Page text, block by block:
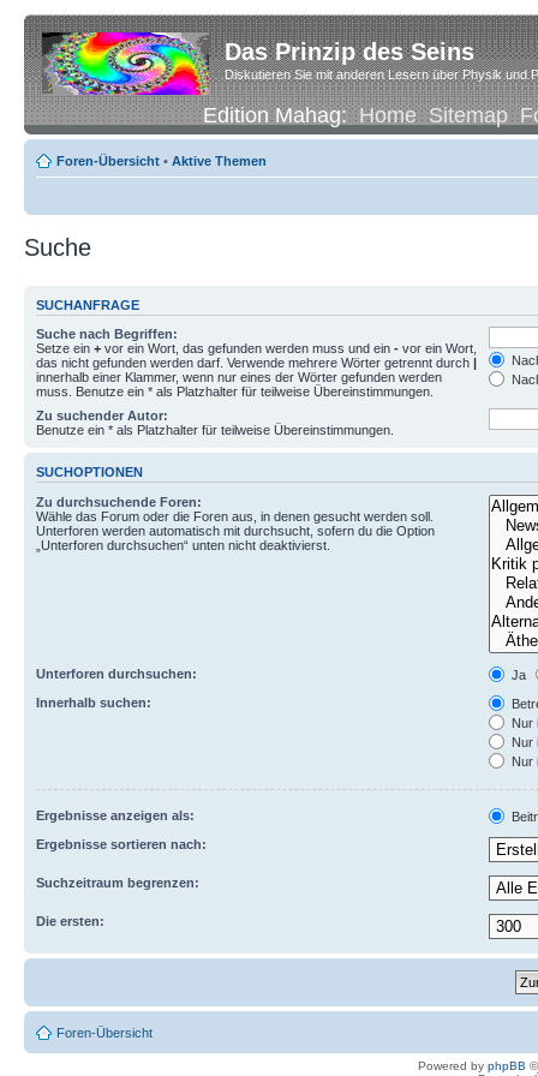
Das Prinzip des Seins
Diskutieren Sie mit anderen Lesern über Physik und
Edition Mahag:Home Sitemap
Foren-Übersicht • Aktive Themen
Suche
SUCHANFRAGE
Suche nach Begriffen:
Setze ein + vor ein Wort, das gefunden werden muss und ein - vor ein Wort,
das nicht gefunden werden darf. Verwende mehrere Wörter getrennt durch |
innerhalb einer Klammer, wenn nur eines der Wörter gefunden werden
muss. Benutze ein * als Platzhalter für teilweise Übereinstimmungen.
Zu suchender Autor:
Benutze ein * als Platzhalter für teilweise Übereinstimmungen.
SUCHOPTIONEN
Zu durchsuchende Foren:
Wähle das Forum oder die Foren aus, in denen gesucht werden soll.
Unterforen werden automatisch mit durchsucht, sofern du die Option
„Unterforen durchsuchen“ unten nicht deaktivierst.
Unterforen durchsuchen:
Ja
Innerhalb suchen:
Nur
Nur
Nur
Ergebnisse anzeigen als:
Ergebnisse sortieren nach:
Suchzeitraum begrenzen:
Die ersten:
Foren-Übersicht
Powered by phpBB